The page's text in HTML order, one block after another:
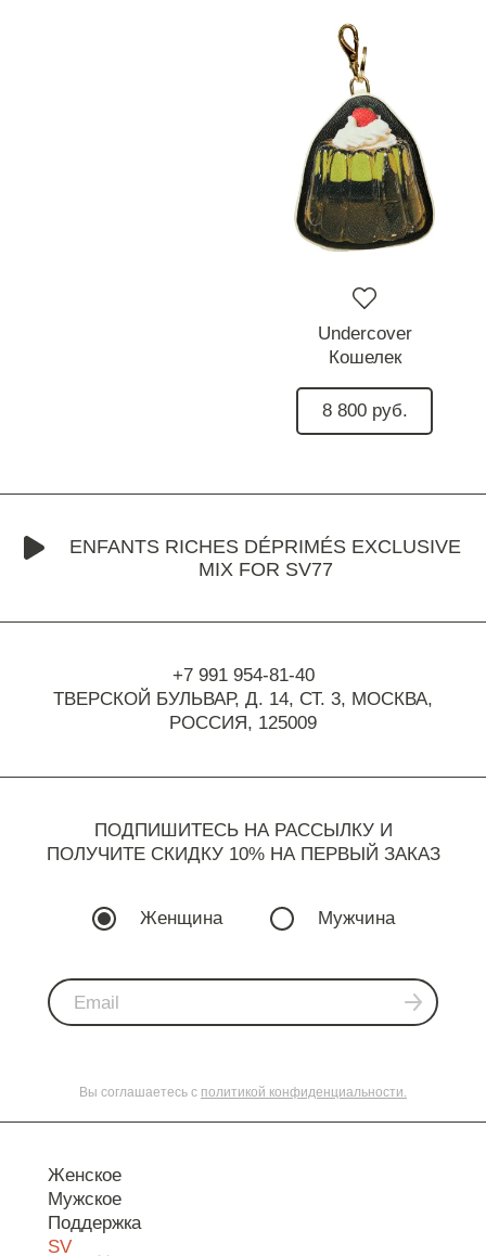
Undercover
Кошелек
8 800 руб.
ENFANTS RICHES DÉPRIMÉS EXCLUSIVE
MIX FOR SV77
+7 991 954-81-40
ТВЕРСКОЙ БУЛЬВАР, Д. 14, СТ. 3, МОСКВА,
РОССИЯ, 125009
ПОДПИШИТЕСЬ НА РАССЫЛКУ И
ПОЛУЧИТЕ СКИДКУ 10% НА ПЕРВЫЙ ЗАКАЗ
Женщина Мужчина
Вы соглашаетесь с политикой конфиденциальности.
Женское
Мужское
Поддержка
SV